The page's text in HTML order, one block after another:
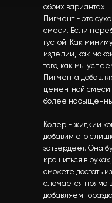
обоих вариантах
Пигмент - это
смеси. Если
густой. Как
изделии, как
того, как мы
Пигмента
цементной смеси.
более
Колер - жидкий
добавим его
затвердеет. Она
крошиться в
сможете достать
сломается прямо
добавляем